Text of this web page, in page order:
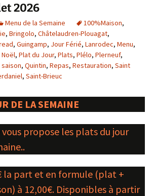
2026
Menu de la Semaine 100%Maison,
, Bringolo, Châtelaudren-Plouagat,
, Guingamp, Jour Férié, Lanrodec, Menu,
Noël, Plat du Jour, Plats, Plélo, Plerneuf,
, Quintin, Repas, Restauration, Saint
, Saint-Brieuc
DE LA SEMAINE
vous propose les plats du jour
la part et en formule (plat +
à 12,00€. Disponibles à partir